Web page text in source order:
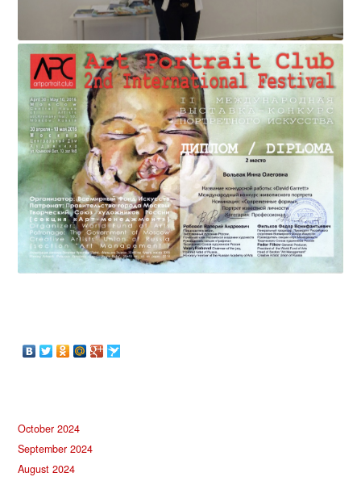
October 2024
September 2024
August 2024